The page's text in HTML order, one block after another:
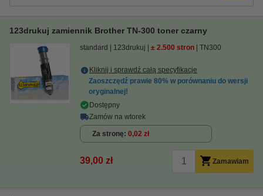
123drukuj zamiennik Brother TN-300 toner czarny
standard 123drukuj ± 2.500 stron TN300
Kliknij i sprawdź całą specyfikacje
Zaoszczędź prawie 80% w porównaniu do wersji
oryginalnej!
Dostępny
Zamów na wtorek
Za stronę 0,02 zł
39,00 zł Zamawiam